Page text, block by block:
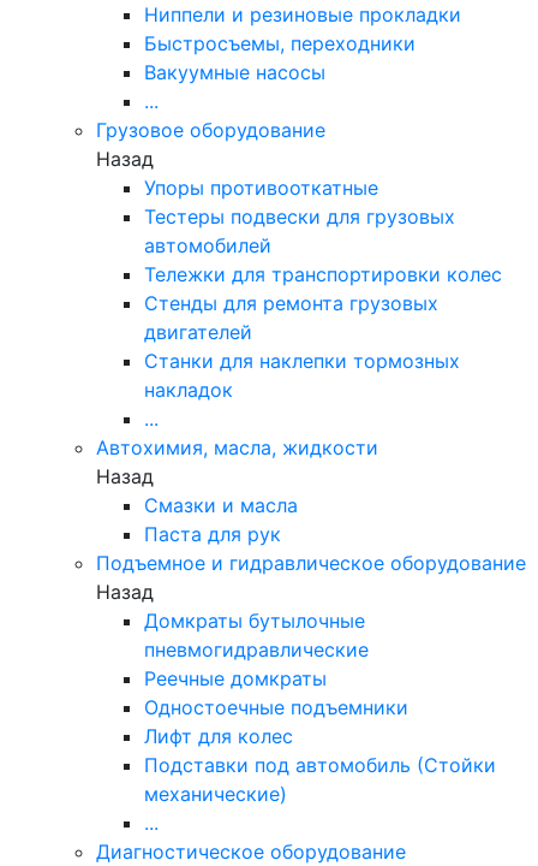
Ниппели и резиновые прокладки
Быстросъемы, переходники
Вакуумные насосы
...
Грузовое оборудование
Назад
Упоры противооткатные
Тестеры подвески для грузовых
автомобилей
Тележки для транспортировки колес
Стенды для ремонта грузовых
двигателей
Станки для наклепки тормозных
накладок
...
Автохимия, масла, жидкости
Назад
Смазки и масла
Паста для рук
Подъемное и гидравлическое оборудование
Назад
Домкраты бутылочные
пневмогидравлические
Реечные домкраты
Одностоечные подъемники
Лифт для колес
Подставки под автомобиль (Стойки
механические)
...
Диагностическое оборудование